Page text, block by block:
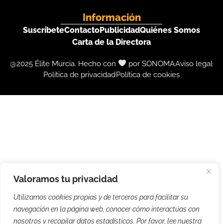
Valoramos tu privacidad
Utilizamos cookies propias y de terceros para facilitar su
navegación en la página web, conocer cómo interactúas con
nosotros y recopilar datos estadísticos. Por favor, lee nuestra
Información
SuscríbeteContactoPublicidadQuiénes Somos
Carta de la Directora
@2025 Élite Murcia. Hecho con por SONOMAAviso legal
Política de privacidadPolítica de cookies